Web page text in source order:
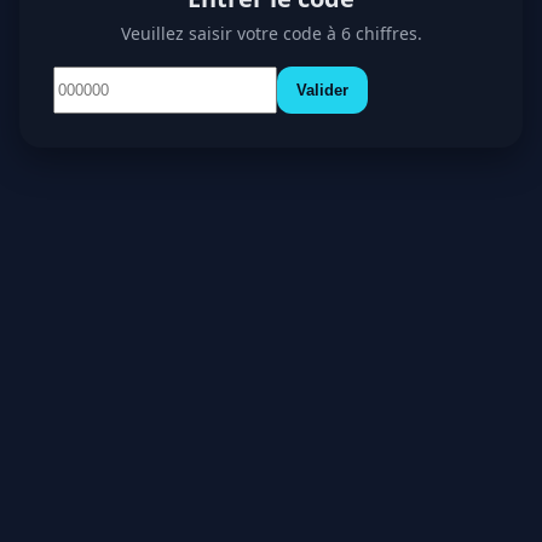
Veuillez saisir votre code à 6 chiffres.
Valider